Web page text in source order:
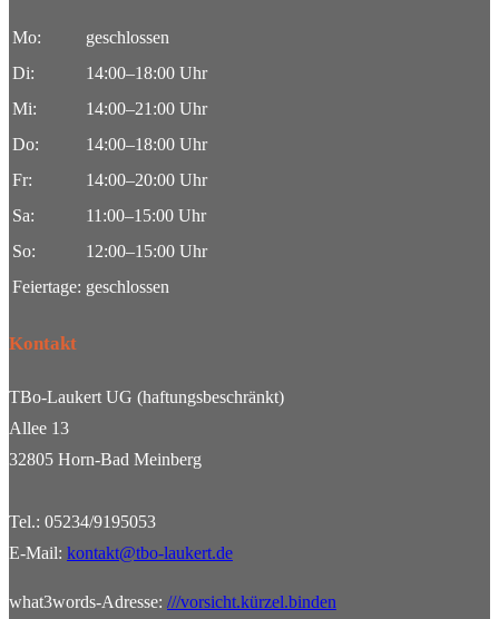
Mo:
geschlossen
Di:
14:00–18:00 Uhr
Mi:
14:00–21:00 Uhr
Do:
14:00–18:00 Uhr
Fr:
14:00–20:00 Uhr
Sa:
11:00–15:00 Uhr
So:
12:00–15:00 Uhr
Feiertage: geschlossen
Kontakt
TBo-Laukert UG (haftungsbeschränkt)
Allee 13
32805 Horn-Bad Meinberg
Tel.: 05234/9195053
E-Mail: kontakt@tbo-laukert.de
what3words-Adresse: ///vorsicht.kürzel.binden